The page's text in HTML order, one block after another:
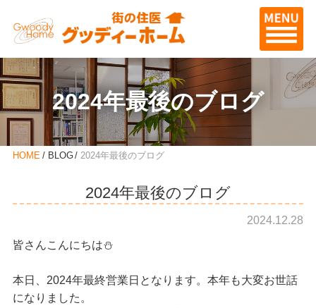
2024年最後のブログ
HOME BLOG 2024年最後のブログ
2024年最後のブログ
2024.12.28
皆さんこんにちは⛄
本日、2024年最終営業日となります。本年も大変お世話
になりました。